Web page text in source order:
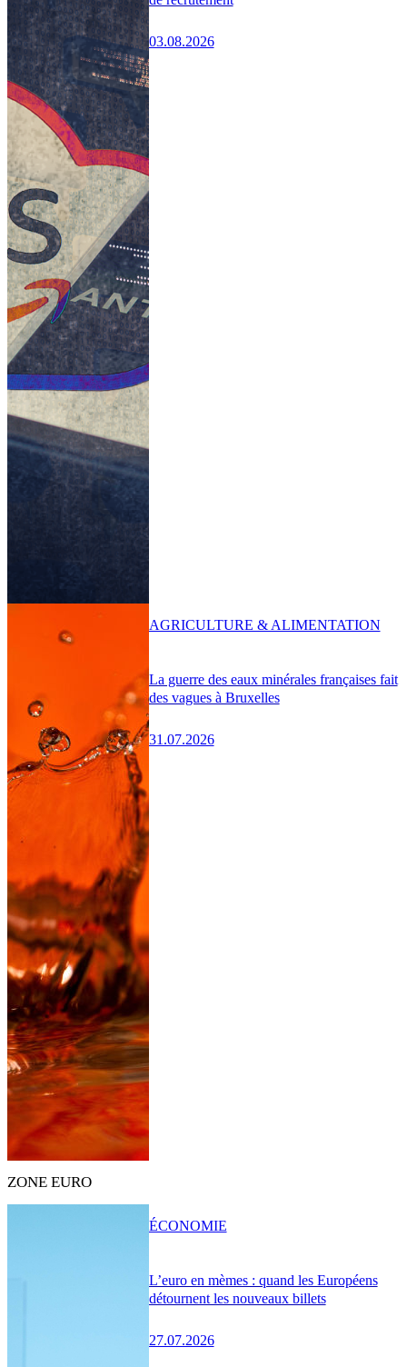
03.08.2026
La guerre des eaux minérales françaises fait
des vagues à Bruxelles
31.07.2026
AGRICULTURE & ALIMENTATION
ZONE EURO
L’euro en mèmes : quand les Européens
détournent les nouveaux billets
27.07.2026
ÉCONOMIE